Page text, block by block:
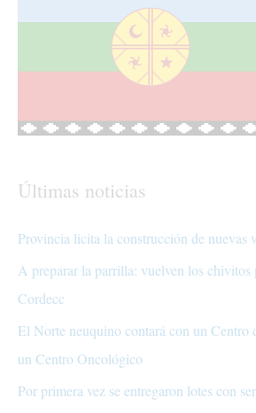
Últimas noticias
Provincia licita la construcción de nuevas
A preparar la parrilla: vuelven los chivitos
Cordecc
El Norte neuquino contará con un Centro
un Centro Oncológico
Por primera vez se entregaron lotes con